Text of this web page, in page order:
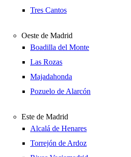
Tres Cantos
Oeste de Madrid
Boadilla del Monte
Las Rozas
Majadahonda
Pozuelo de Alarcón
Este de Madrid
Alcalá de Henares
Torrejón de Ardoz